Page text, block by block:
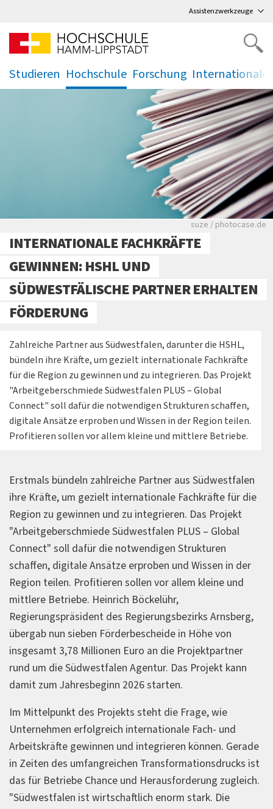
Assistenzwerkzeuge
Studieren
.
Hochschule
.
Forschung
. .
Viele Zeitungen.
suze / photocase.de
INTERNATIONALE FACHKRÄFTE
GEWINNEN: HSHL UND
SÜDWESTFÄLISCHE PARTNER ERHALTEN
FÖRDERUNG
Zahlreiche Partner aus Südwestfalen, darunter die HSHL,
bündeln ihre Kräfte, um gezielt internationale Fachkräfte
für die Region zu gewinnen und zu integrieren. Das Projekt
"Arbeitgeberschmiede Südwestfalen PLUS – Global
Connect" soll dafür die notwendigen Strukturen schaffen,
digitale Ansätze erproben und Wissen in der Region teilen.
Profitieren sollen vor allem kleine und mittlere Betriebe.
Erstmals bündeln zahlreiche Partner aus Südwestfalen
ihre Kräfte, um gezielt internationale Fachkräfte für die
Region zu gewinnen und zu integrieren. Das Projekt
"Arbeitgeberschmiede Südwestfalen PLUS – Global
Connect" soll dafür die notwendigen Strukturen
schaffen, digitale Ansätze erproben und Wissen in der
Region teilen. Profitieren sollen vor allem kleine und
mittlere Betriebe. Heinrich Böckelühr,
Regierungspräsident des Regierungsbezirks Arnsberg,
übergab nun sieben Förderbescheide in Höhe von
insgesamt 3,78 Millionen Euro an die Projektpartner
rund um die Südwestfalen Agentur. Das Projekt kann
damit zum Jahresbeginn 2026 starten.
Im Mittelpunkt des Projekts steht die Frage, wie
Unternehmen erfolgreich internationale Fach- und
Arbeitskräfte gewinnen und integrieren können. Gerade
in Zeiten des umfangreichen Transformationsdrucks ist
das für Betriebe Chance und Herausforderung zugleich.
"Südwestfalen ist wirtschaftlich enorm stark. Die